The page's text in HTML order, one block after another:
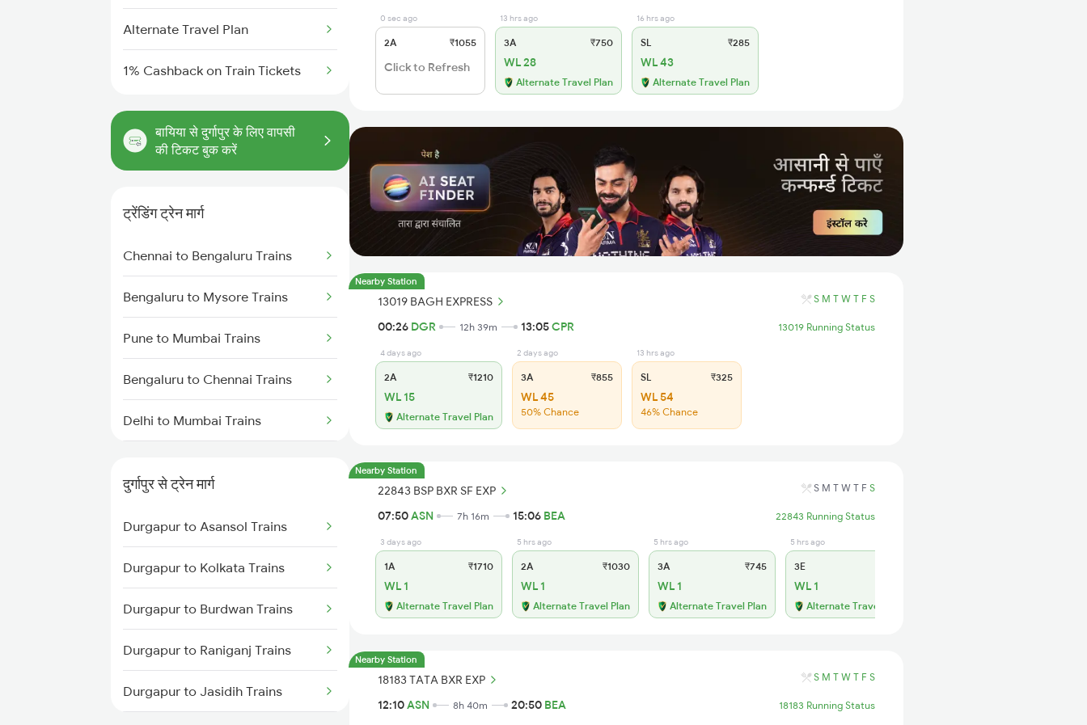
Alternate Travel Plan
1% Cashback on Train Tickets
बायिया से दुर्गापुर के लिए वापसी
की टिकट बुक करें
ट्रेंडिंग ट्रेन मार्ग
Chennai to Bengaluru Trains
Bengaluru to Mysore Trains
Pune to Mumbai Trains
Bengaluru to Chennai Trains
Delhi to Mumbai Trains
Mumbai to Delhi Trains
Mumbai to Goa Trains
Chennai to Coimbatore Trains
दुर्गापुर से ट्रेन मार्ग
Durgapur to Asansol Trains
Durgapur to Kolkata Trains
Durgapur to Burdwan Trains
Durgapur to Raniganj Trains
Durgapur to Jasidih Trains
0 sec ago
2A ₹1055
Click to Refresh
13 hrs ago
3A ₹750
WL 28
Alternate Travel Plan
16 hrs ago
SL ₹285
WL 43
Alternate Travel Plan
Nearby Station
13019 BAGH EXPRESS S M T W T F S
00:26 DGR 12h 39m 13:05CPR 13019 Running Status
4 days ago
2A ₹1210
WL 15
Alternate Travel Plan
2 days ago
3A ₹855
WL 45
50% Chance
13 hrs ago
SL ₹325
WL 54
46% Chance
Nearby Station
22843 BSP BXR SF EXP S M T W T F S
07:50ASN 7h 16m 15:06 BEA 22843 Running Status
3 days ago
1A ₹1710
WL 1
Alternate Travel Plan
5 hrs ago
2A ₹1030
WL 1
Alternate Travel Plan
5 hrs ago
3A ₹745
WL 1
Alternate Travel Plan
5 hrs ago
3E
WL 1
Alternate Travel Plan
Nearby Station
18183 TATA BXR EXP S M T W T F S
12:10ASN 8h 40m 20:50 BEA 18183 Running Status